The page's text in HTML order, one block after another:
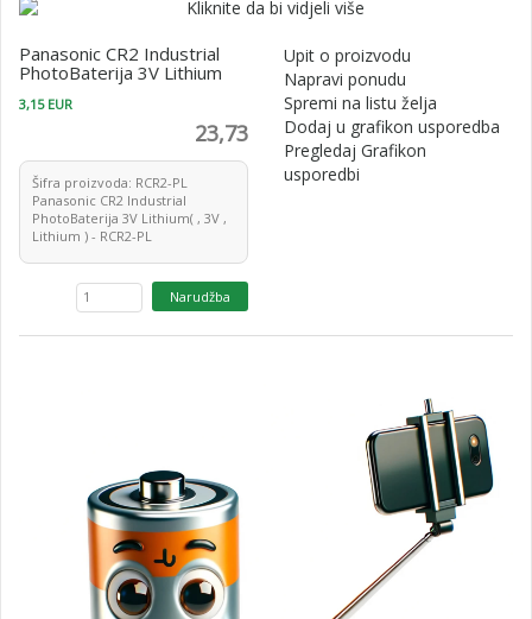
Panasonic CR2 Industrial
PhotoBaterija 3V Lithium
3,15 EUR
23,73
Šifra proizvoda: RCR2-PL
Panasonic CR2 Industrial
PhotoBaterija 3V Lithium( , 3V ,
Lithium ) - RCR2-PL
Upit o proizvodu
Napravi ponudu
Spremi na listu želja
Dodaj u grafikon usporedba
Pregledaj Grafikon
usporedbi